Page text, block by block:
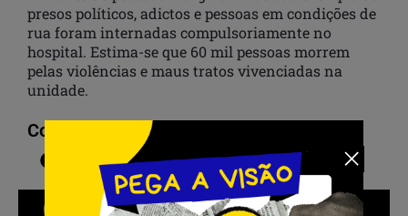
presos políticos, adictos e pessoas em condições de
rua foram internadas compulsoriamente no
hospital. Estima-se que 60 mil pessoas morrem
pelas violências e maus tratos vivenciadas na
unidade.
Compartilhar: